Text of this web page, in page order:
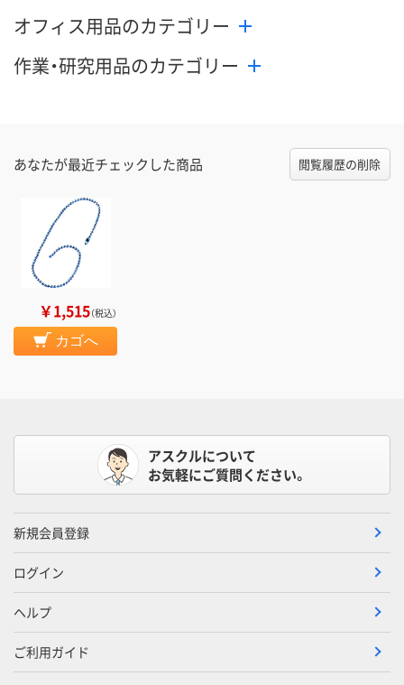
オフィス用品のカテゴリー
作業・研究用品のカテゴリー
あなたが最近チェックした商品 閲覧履歴の削除
￥1,515（税込）
カゴへ
アスクルについて
お気軽にご質問ください。
新規会員登録
ログイン
ヘルプ
ご利用ガイド